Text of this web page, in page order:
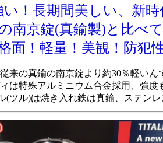
！長期間美しい、新
南京錠(真鍮製)と比べ
面！軽量！美観！防犯
従来の真鍮の南京錠より約30％軽いん
は特殊アルミニウム合金採用、強度
(ツル)は焼き入れ鉄は真鍮、ステン